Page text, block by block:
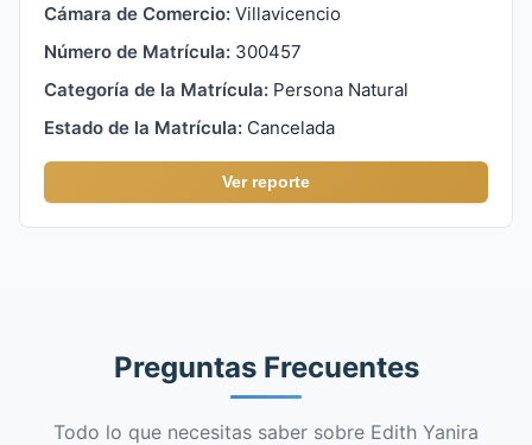
Cámara de Comercio: Villavicencio
Número de Matrícula: 300457
Categoría de la Matrícula: Persona Natural
Estado de la Matrícula: Cancelada
Ver reporte
Preguntas Frecuentes
Todo lo que necesitas saber sobre Edith Yanira